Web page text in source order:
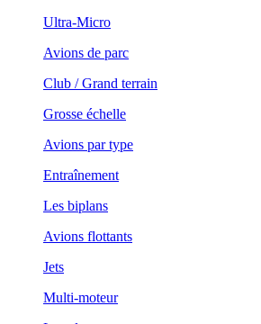
Ultra-Micro
Avions de parc
Club / Grand terrain
Grosse échelle
Avions par type
Entraînement
Les biplans
Avions flottants
Jets
Multi-moteur